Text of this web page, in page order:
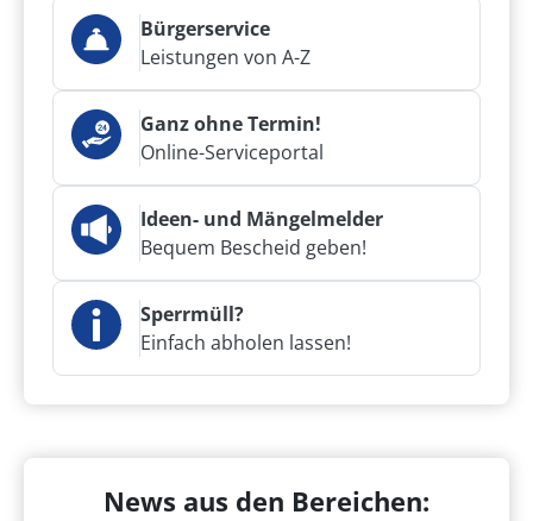
Bürgerservice
Leistungen von A-Z
Ganz ohne Termin!
Online-Serviceportal
Ideen- und Mängelmelder
Bequem Bescheid geben!
Sperrmüll?
Einfach abholen lassen!
News aus den Bereichen: